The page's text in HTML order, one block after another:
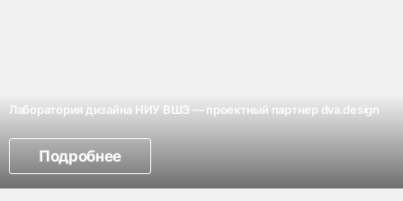
Лаборатория дизайна НИУ ВШЭ — проектный партнер dva.design
Подробнее